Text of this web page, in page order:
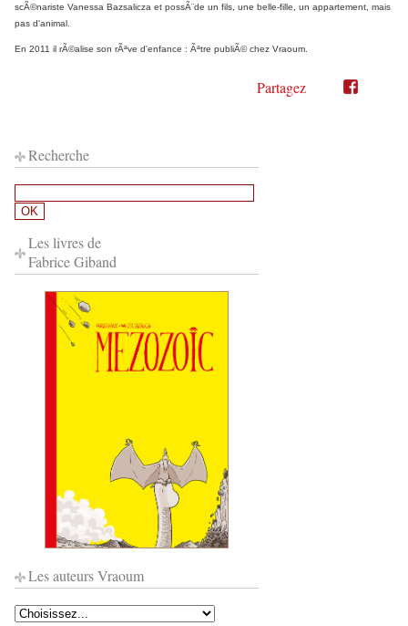
scÃ©nariste Vanessa Bazsalicza et possÃ¨de un fils, une belle-fille, un appartement, mais
pas d'animal.
En 2011 il rÃ©alise son rÃªve d'enfance : Ãªtre publiÃ© chez Vraoum.
Partagez
Partager
Partager
Recherche
Les livres de
Fabrice Giband
Les auteurs Vraoum